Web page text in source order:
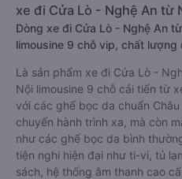
xe đi Cửa Lò - Nghệ An từ
Dòng xe đi Cửa Lò - Nghệ An
limousine 9 chỗ vip, chất lượng
Là sản phẩm xe đi Cửa Lò -
Nội limousine 9 chỗ cải tiến từ
với các ghế bọc da chuẩn
chuyến hành trình xa, mà còn
như các ghế bọc da bình
tiện nghi hiện đại như ti-vi, tủ
sách, hệ thống âm thanh cao